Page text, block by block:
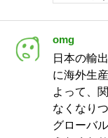
omg
日本の輸
に海外生
よって、
なくなり
グローバ